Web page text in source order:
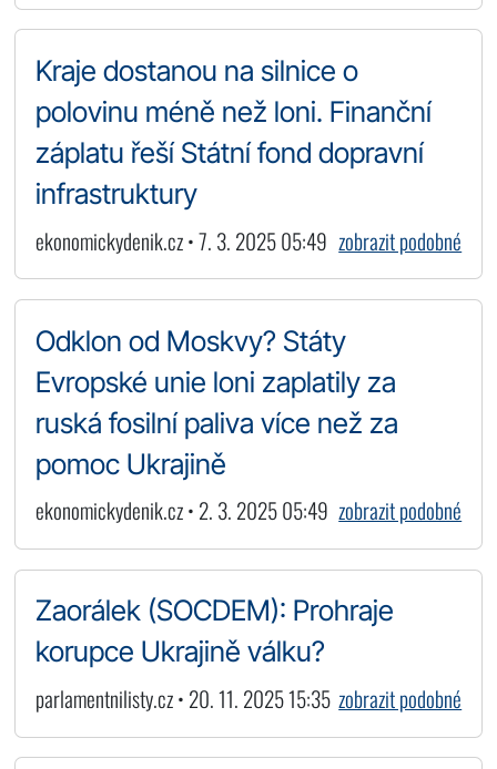
Kraje dostanou na silnice o
polovinu méně než loni. Finanční
záplatu řeší Státní fond dopravní
infrastruktury
ekonomickydenik.cz • 7. 3. 2025 05:49 zobrazit podobné
Odklon od Moskvy? Státy
Evropské unie loni zaplatily za
ruská fosilní paliva více než za
pomoc Ukrajině
ekonomickydenik.cz • 2. 3. 2025 05:49 zobrazit podobné
Zaorálek (SOCDEM): Prohraje
korupce Ukrajině válku?
parlamentnilisty.cz • 20. 11. 2025 15:35 zobrazit podobné